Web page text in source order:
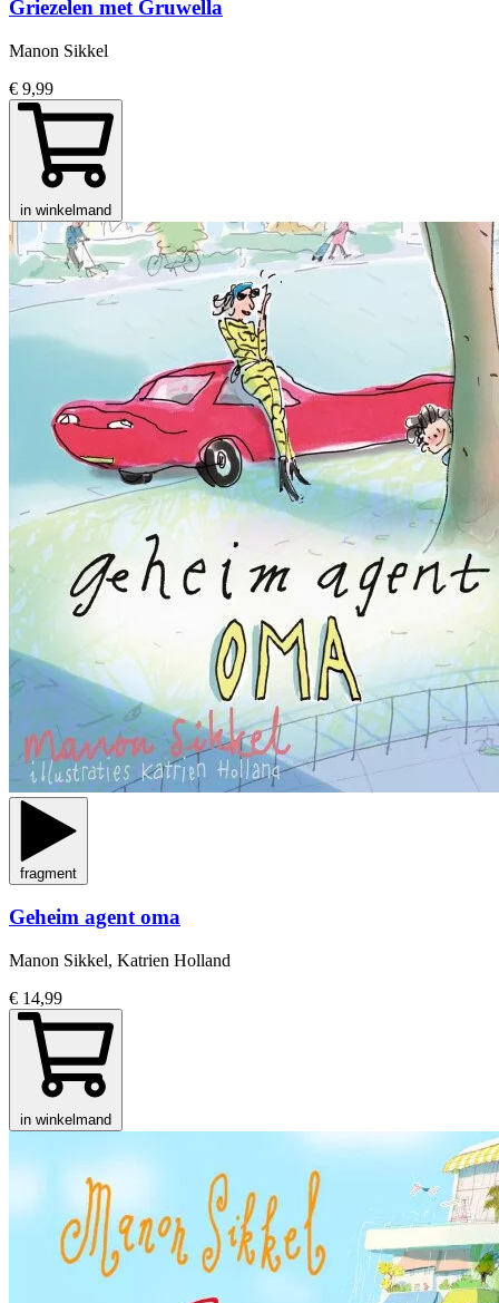
Griezelen met Gruwella
Manon Sikkel
€ 9,99
in winkelmand
fragment
Geheim agent oma
Manon Sikkel, Katrien Holland
€ 14,99
in winkelmand